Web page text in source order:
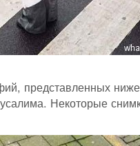
представленных
Некоторые